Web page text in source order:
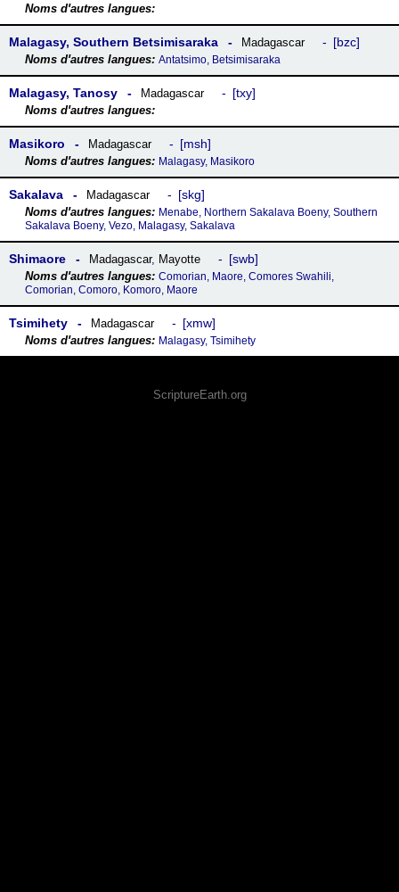
Malagasy, Southern Betsimisaraka Madagascar bzc
Antatsimo, Betsimisaraka
Malagasy, Tanosy Madagascar txy
Masikoro Madagascar msh
Malagasy, Masikoro
Sakalava Madagascar skg
Menabe, Northern Sakalava Boeny, Southern
Sakalava Boeny, Vezo, Malagasy, Sakalava
Shimaore Madagascar, Mayotte swb
Comorian, Maore, Comores Swahili,
Comorian, Comoro, Komoro, Maore
Tsimihety Madagascar xmw
Malagasy, Tsimihety
ScriptureEarth.org